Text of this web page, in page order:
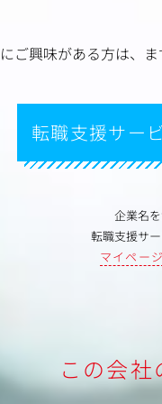
ご興味がある方は、
転職支援サー
企業名
転職支援サ
マイページ
この会